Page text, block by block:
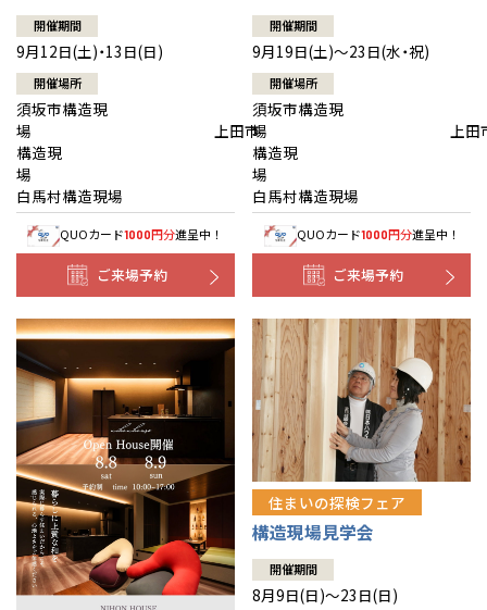
開催期間
9月12日(土)・13日(日)
開催場所
須坂市構造現
場 上田市
構造現
場
白馬村構造現場
QUOカード1000円分進呈中！
ご来場予約
開催期間
9月19日(土)～23日(水・祝)
開催場所
須坂市構造現
場 上田
構造現
白馬村構造現場
QUOカード1000円分進呈中！
ご来場予約
住まいの探検フェア
構造現場見学会
開催期間
8月9日(日)～23日(日)